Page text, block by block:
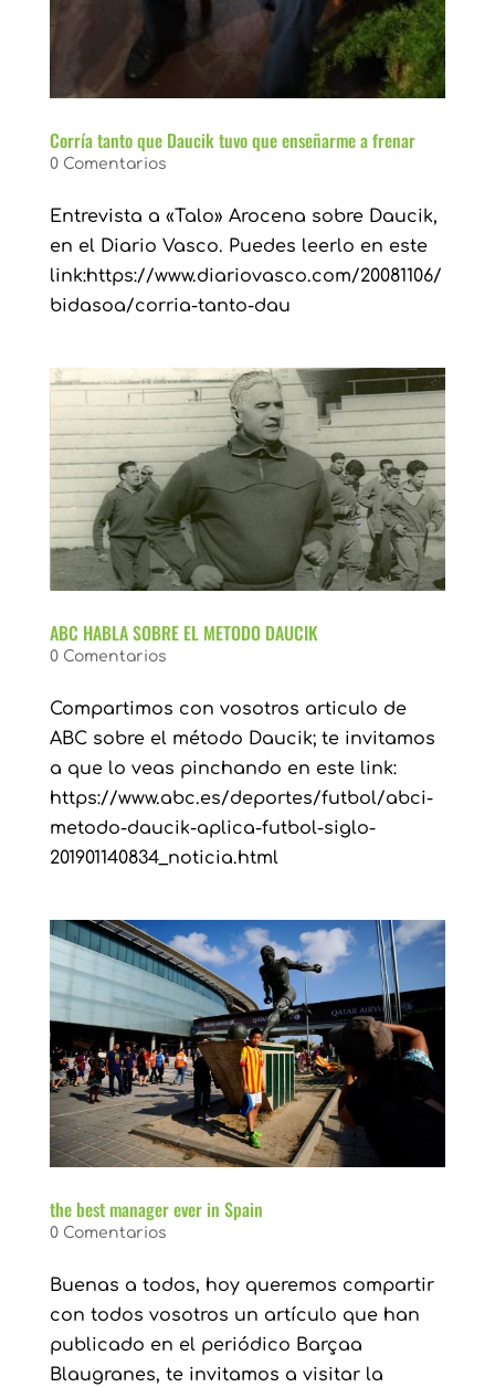
Corría tanto que Daucik tuvo que enseñarme a frenar
0 Comentarios
Entrevista a «Talo» Arocena sobre Daucik,
en el Diario Vasco. Puedes leerlo en este
link:https://www.diariovasco.com/20081106/
bidasoa/corria-tanto-dau
ABC HABLA SOBRE EL METODO DAUCIK
0 Comentarios
Compartimos con vosotros articulo de
ABC sobre el método Daucik; te invitamos
a que lo veas pinchando en este link:
https://www.abc.es/deportes/futbol/abci-
metodo-daucik-aplica-futbol-siglo-
201901140834_noticia.html
the best manager ever in Spain
0 Comentarios
Buenas a todos, hoy queremos compartir
con todos vosotros un artículo que han
publicado en el periódico Barçaa
Blaugranes, te invitamos a visitar la